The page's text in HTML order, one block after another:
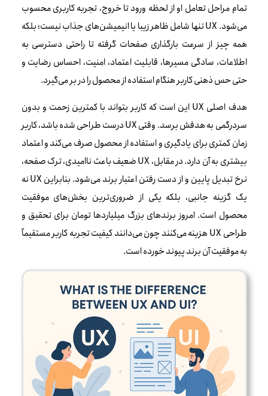
تمام مراحل تعامل او از لحظه ورود تا خروج، تجربه کاربری محسوب
می‌شود. UX تنها شامل ظاهر زیبا یا انیمیشن‌های جذاب نیست؛ بلکه
همه چیز از سرعت بارگذاری صفحات گرفته تا راحتی دسترسی به
اطلاعات، سادگی مسیرها، قابلیت اعتماد، امنیت، احساس رضایت و
حتی حس ذهنی کاربر هنگام استفاده از محصول را در بر می‌گیرد.
هدف اصلی UX این است که کاربر بتواند با کمترین زحمت و بدون
سردرگمی به هدفش برسد. وقتی UX درست طراحی شده باشد، کاربر
زمان کمتری برای یادگیری و استفاده از محصول صرف می‌کند و اعتماد
بیشتری به آن دارد. در مقابل، UX ضعیف باعث ناامیدی، ترک صفحه،
نرخ تبدیل پایین و از دست رفتن اعتبار برند می‌شود. بنابراین UX نه
یک گزینه جانبی، بلکه یکی از ضروری‌ترین بخش‌های موفقیت
محصول است. امروز برندهای بزرگ میلیاردها تومان برای تحقیق و
طراحی UX هزینه می‌کنند چون می‌دانند کیفیت تجربه کاربر مستقیماً
به موفقیت آن برند پیوند خورده است.